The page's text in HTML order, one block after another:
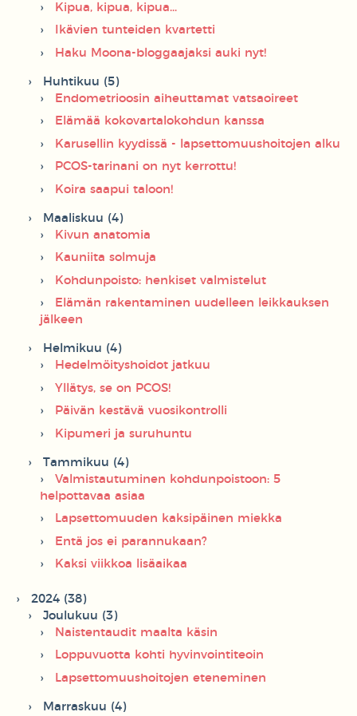
Kipua, kipua, kipua...
Ikävien tunteiden kvartetti
Haku Moona-bloggaajaksi auki nyt!
Huhtikuu (5)
Endometrioosin aiheuttamat vatsaoireet
Elämää kokovartalokohdun kanssa
Karusellin kyydissä - lapsettomuushoitojen alku
PCOS-tarinani on nyt kerrottu!
Koira saapui taloon!
Maaliskuu (4)
Kivun anatomia
Kauniita solmuja
Kohdunpoisto: henkiset valmistelut
Elämän rakentaminen uudelleen leikkauksen
jälkeen
Helmikuu (4)
Hedelmöityshoidot jatkuu
Yllätys, se on PCOS!
Päivän kestävä vuosikontrolli
Kipumeri ja suruhuntu
Tammikuu (4)
Valmistautuminen kohdunpoistoon: 5
helpottavaa asiaa
Lapsettomuuden kaksipäinen miekka
Entä jos ei parannukaan?
Kaksi viikkoa lisäaikaa
2024 (38)
Joulukuu (3)
Naistentaudit maalta käsin
Loppuvuotta kohti hyvinvointiteoin
Lapsettomuushoitojen eteneminen
Marraskuu (4)